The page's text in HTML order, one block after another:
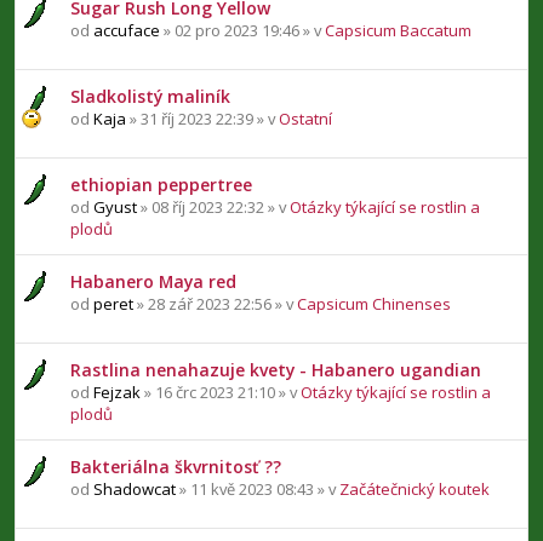
Sugar Rush Long Yellow
od accuface » 02 pro 2023 19:46 » vCapsicum Baccatum
Sladkolistý maliník
od Kaja » 31 říj 2023 22:39 » vOstatní
ethiopian peppertree
od Gyust» 08 říj 2023 22:32 » vOtázky týkající se rostlin a
plodů
Habanero Maya red
od peret» 28 zář 2023 22:56 » vCapsicum Chinenses
Rastlina nenahazuje kvety - Habanero ugandian
od Fejzak » 16 črc 2023 21:10 » vOtázky týkající se rostlin a
plodů
Bakteriálna škvrnitosť ??
od Shadowcat» 11 kvě 2023 08:43 » vZačátečnický koutek